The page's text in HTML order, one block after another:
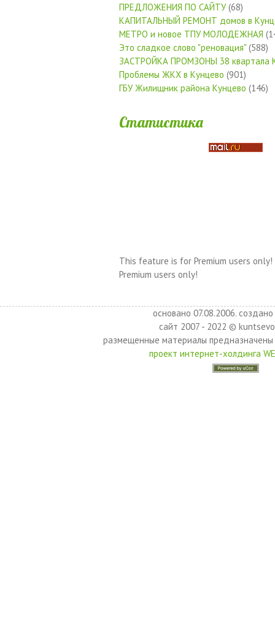
ПРЕДЛОЖЕНИЯ ПО САЙТУ(68)
КАПИТАЛЬНЫЙ РЕМОНТ домов в
МЕТРО и новое ТПУ МОЛОДЕЖНАЯ
Это сладкое слово "реновация" (588)
ЗАСТРОЙКА ПРОМЗОНЫ 38 квартала
Проблемы ЖКХ в Кунцево (901)
ГБУ Жилищник района Кунцево (146)
Статистика
This feature is for Premium users only!
Premium users only!
основано 07.08.2006.
сайт 2007 - 2022 ©
размещенные материалы
проект интернет-холдинга